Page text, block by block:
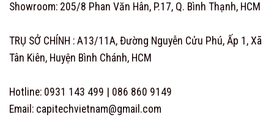
Showroom: 205/8 Phan Văn Hân, P.17, Q. Bình Thạnh, HCM
TRỤ SỞ CHÍNH : A13/11A, Đường Nguyễn Cửu Phú, Ấp 1, Xã
Tân Kiên, Huyện Bình Chánh, HCM
Hotline: 0931 143 499 | 086 860 9149
Email: capitechvietnam@gmail.com